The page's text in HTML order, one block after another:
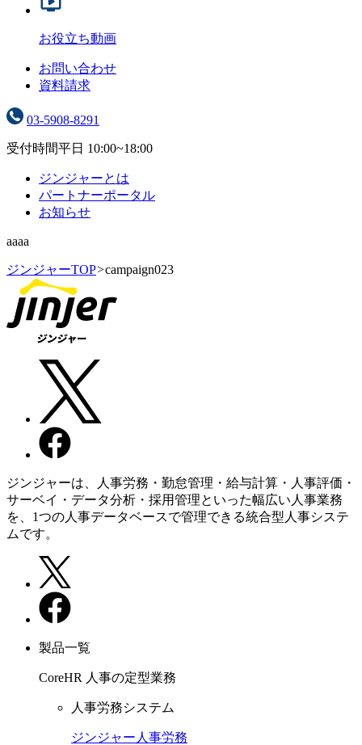
お役立ち動画
お問い合わせ
資料請求
03-5908-8291
受付時間平日 10:00~18:00
ジンジャーとは
パートナーポータル
お知らせ
aaaa
ジンジャーTOP>campaign023
ジンジャーは、人事労務・勤怠管理・給与計算・人事評価・
サーベイ・データ分析・採用管理といった幅広い人事業務
を、1つの人事データベースで管理できる統合型人事システ
ムです。
製品一覧
CoreHR 人事の定型業務
人事労務システム
ジンジャー人事労務